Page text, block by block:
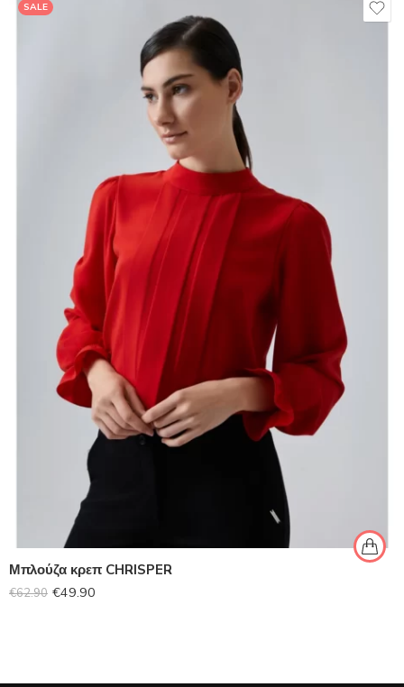
SALE
Μπλούζα κρεπ CHRISPER
€62.90 €49.90